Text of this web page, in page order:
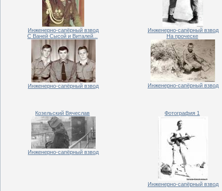
Инженерно-сапёрный взвод
Инженерно-сапёрный взвод
С Ваней Сысой и Виталей...
Инженерно-сапёрный взвод
На проческе
Инженерно-сапёрный взвод
Козельский Вячеслав
Инженерно-сапёрный взвод
Фотография 1
Инженерно-сапёрный взвод